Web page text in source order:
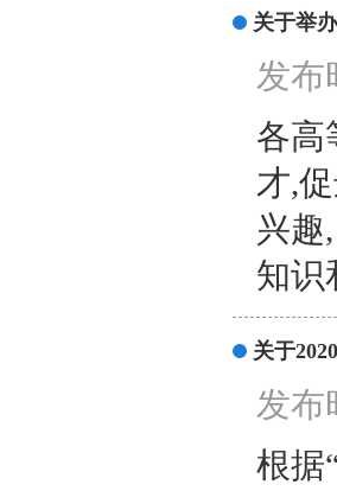
关于举
发布
各高
才,
兴趣
知识
关于
发布
根据